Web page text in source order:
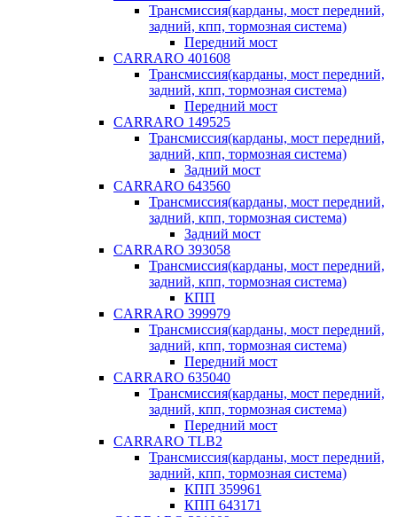
Трансмиссия(карданы, мост передний,
задний, кпп, тормозная система)
Передний мост
CARRARO 401608
Трансмиссия(карданы, мост передний,
задний, кпп, тормозная система)
Передний мост
CARRARO 149525
Трансмиссия(карданы, мост передний,
задний, кпп, тормозная система)
Задний мост
CARRARO 643560
Трансмиссия(карданы, мост передний,
задний, кпп, тормозная система)
Задний мост
CARRARO 393058
Трансмиссия(карданы, мост передний,
задний, кпп, тормозная система)
КПП
CARRARO 399979
Трансмиссия(карданы, мост передний,
задний, кпп, тормозная система)
Передний мост
CARRARO 635040
Трансмиссия(карданы, мост передний,
задний, кпп, тормозная система)
Передний мост
CARRARO TLB2
Трансмиссия(карданы, мост передний,
задний, кпп, тормозная система)
КПП 359961
КПП 643171